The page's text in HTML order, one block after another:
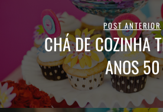
POST ANTERIOR
CHÁ DE COZINHA
ANOS 50